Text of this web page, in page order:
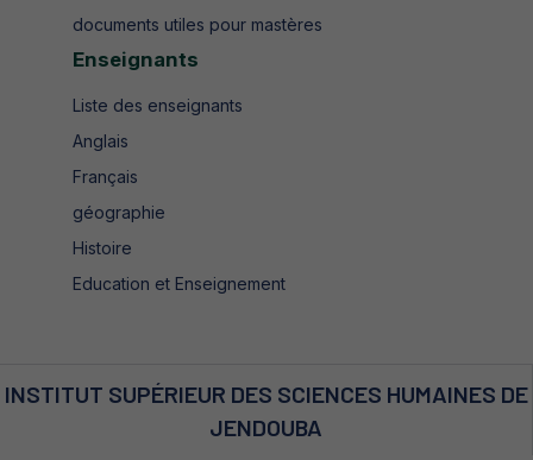
documents utiles pour mastères
Enseignants
Liste des enseignants
Anglais
Français
géographie
Histoire
Education et Enseignement
INSTITUT SUPÉRIEUR DES SCIENCES HUMAINES DE
JENDOUBA